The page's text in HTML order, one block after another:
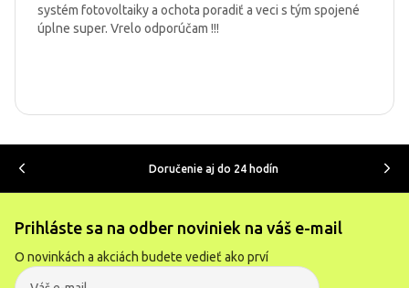
systém fotovoltaiky a ochota poradiť a veci s tým spojené
úplne super. Vrelo odporúčam !!!
Doručenie aj do 24 hodín
Prihláste sa na odber noviniek na váš e-mail
O novinkách a akciách budete vedieť ako prví